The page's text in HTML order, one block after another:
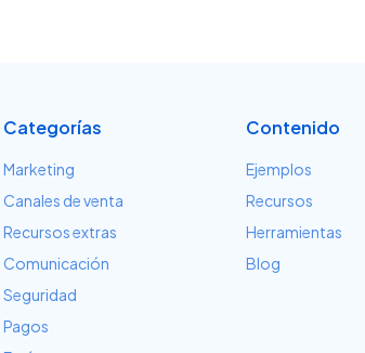
Categorías
Marketing
Canales de venta
Recursos extras
Comunicación
Seguridad
Pagos
Contenido
Ejemplos
Recursos
Herramientas
Blog